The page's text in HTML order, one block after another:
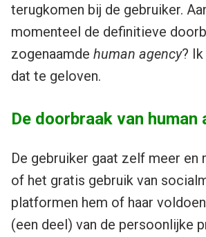
terugkomen bij de gebruiker.
momenteel de definitieve
zogenaamde human agency?
dat te geloven.
De doorbraak van human
De gebruiker gaat zelf meer en
of het gratis gebruik van
platformen hem of haar
(een deel) van de persoonlijke